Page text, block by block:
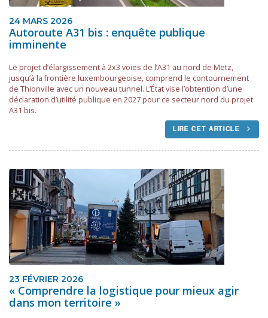
24 MARS 2026
Autoroute A31 bis : enquête publique
imminente
Le projet d’élargissement à 2x3 voies de l’A31 au nord de Metz,
jusqu’à la frontière luxembourgeoise, comprend le contournement
de Thionville avec un nouveau tunnel. L’État vise l’obtention d’une
déclaration d’utilité publique en 2027 pour ce secteur nord du projet
A31 bis.
LIRE CET ARTICLE
23 FÉVRIER 2026
« Comprendre la logistique pour mieux agir
dans mon territoire »